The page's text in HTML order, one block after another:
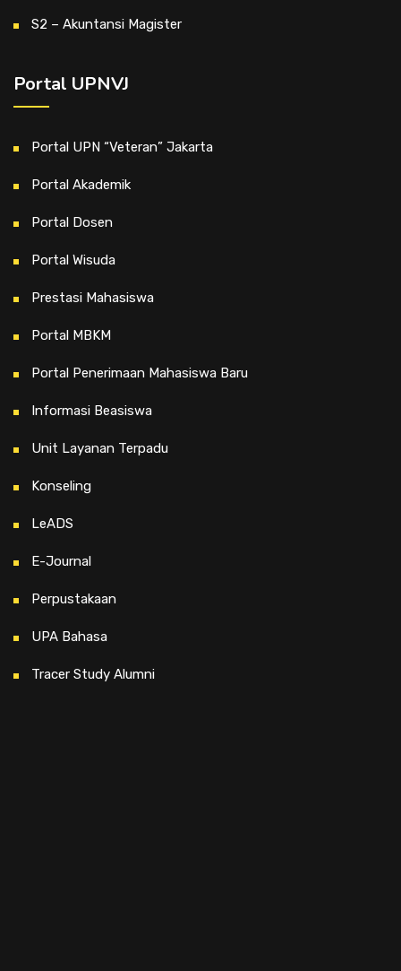
S2 – Akuntansi Magister
Portal UPNVJ
Portal UPN “Veteran” Jakarta
Portal Akademik
Portal Dosen
Portal Wisuda
Prestasi Mahasiswa
Portal MBKM
Portal Penerimaan Mahasiswa Baru
Informasi Beasiswa
Unit Layanan Terpadu
Konseling
LeADS
E-Journal
Perpustakaan
UPA Bahasa
Tracer Study Alumni